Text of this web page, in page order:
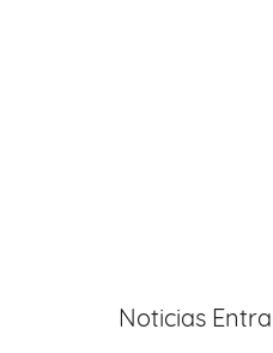
Noticias